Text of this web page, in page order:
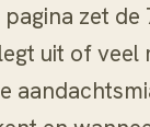
zet de
uit of veel